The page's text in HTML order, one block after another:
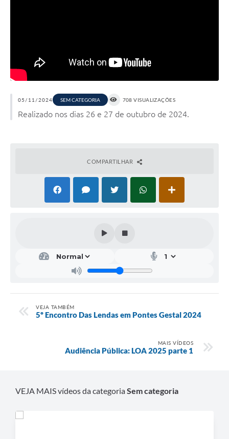
05/11/2024 SEM CATEGORIA 708 VISUALIZAÇÕES
Realizado nos dias 26 e 27 de outubro de 2024.
COMPARTILHAR
VEJA TAMBÉM
5º Encontro Das Lendas em Pontes Gestal 2024
MAIS VÍDEOS
Audiência Pública: LOA 2025 parte 1
VEJA MAIS vídeos da categoriaSem categoria